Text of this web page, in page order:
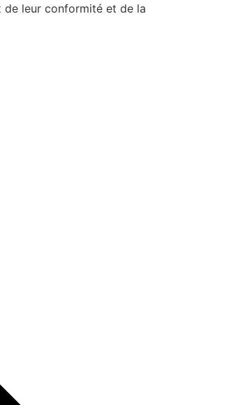
de leur conformité et de la